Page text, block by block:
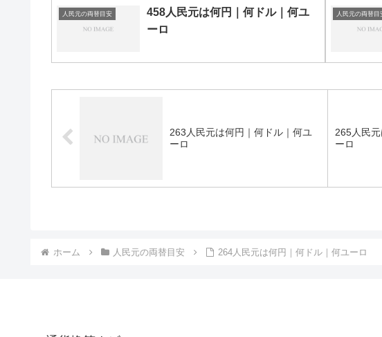
人民元の両替目安
458人民元は何円｜何ドル｜何ユ
ーロ
人民元の両替目
263人民元は何円｜何ドル｜何ユ
ーロ
265人民
ーロ
ホーム 人民元の両替目安 264人民元は何円｜何ドル｜何ユーロ